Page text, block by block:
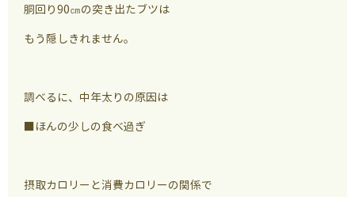
胴回り90㎝の突き出たブツは
もう隠しきれません。
調べるに、中年太りの原因は
■ほんの少しの食べ過ぎ
摂取カロリーと消費カロリーの関係で